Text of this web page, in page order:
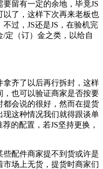
留有一定的余地，毕竟JS
了，这样下次再来老板也
过，JS还是JS，在验机完
定（订）金之类，以给自
齐了以后再行拆封，这样
也可以验证商家是否按要
会说的很好，然而在提货
现这种情况我们就得跟谈单
的配置，若JS坚持更换，
些配件商家提不到货或许是
场上无货，提货时商家们